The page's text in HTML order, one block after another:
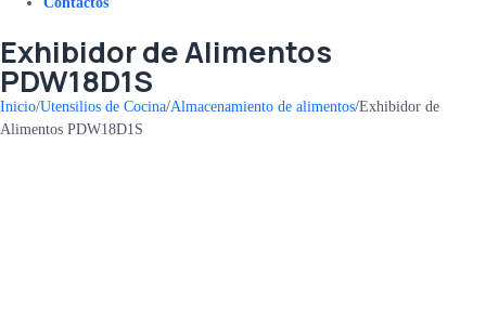
Exhibidor de Alimentos
PDW18D1S
Inicio/Utensilios de Cocina/Almacenamiento de alimentos/Exhibidor de
Alimentos PDW18D1S